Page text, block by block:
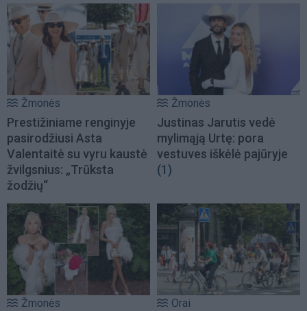
Žmonės
Prestižiniame renginyje
pasirodžiusi Asta
Valentaitė su vyru kaustė
žvilgsnius: „Trūksta
žodžių“
Žmonės
Justinas Jarutis vedė
mylimąją Urtę: pora
vestuves iškėlė pajūryje
(1)
Žmonės Orai